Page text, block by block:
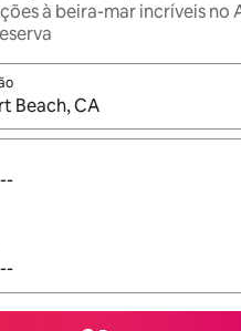
à beira-mar incríveis no
resultados estiverem